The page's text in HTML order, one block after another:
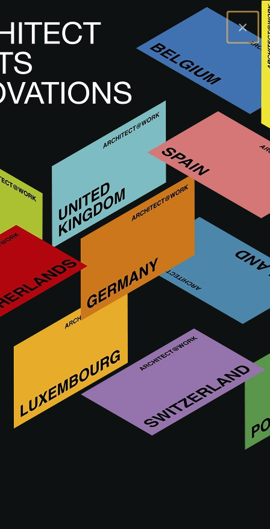
×
A@WX Marken ACOSORB
ACOSORB
acosorb liefert hochwertige, nachhaltige Produkte für
fugenlose Wand- und Deckenverkleidungen, die Schall
absorbieren und Nachhall reduzieren.